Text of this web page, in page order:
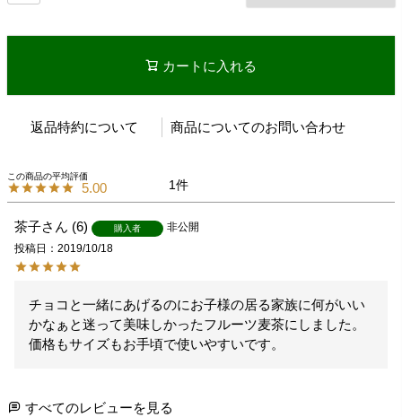
カートに入れる
返品特約について 商品についてのお問い合わせ
5.00 1
茶子 6 購入者
非公開
投稿日
2019/10/18
チョコと一緒にあげるのにお子様の居る家族に何がいい
かなぁと迷って美味しかったフルーツ麦茶にしました。
価格もサイズもお手頃で使いやすいです。
すべてのレビューを見る